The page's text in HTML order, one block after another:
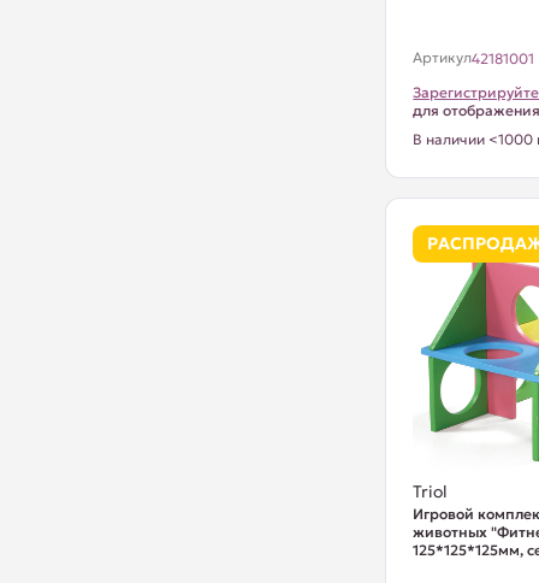
Артикул42181001
для
В наличии <1000
Triol
Игровой
животных
125*125*125мм,